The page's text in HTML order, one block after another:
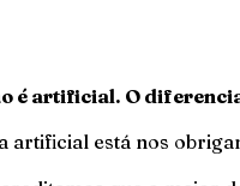
é artificial. O
artificial está nos